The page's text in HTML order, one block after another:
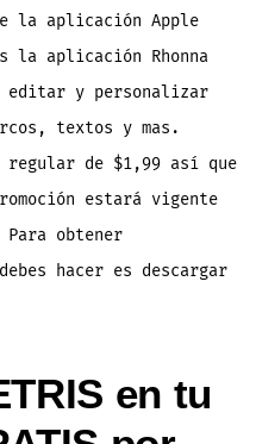
Apple
Store,
edita
fotos
textos,
marcos
filtros
la aplicación Apple
la aplicación Rhonna
editar y personalizar
textos y mas.
de $1,99 así que
estará vigente
Para obtener
hacer es descargar
en tu